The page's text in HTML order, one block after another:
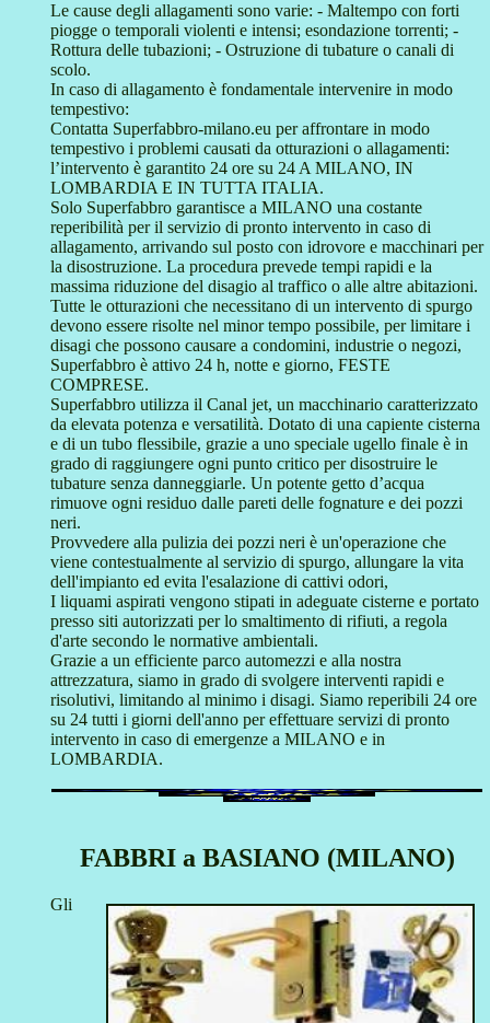
Le cause degli allagamenti sono varie: - Maltempo con forti
piogge o temporali violenti e intensi; esondazione torrenti; -
Rottura delle tubazioni; - Ostruzione di tubature o canali di
scolo.
In caso di allagamento è fondamentale intervenire in modo
tempestivo:
Contatta Superfabbro-milano.eu per affrontare in modo
tempestivo i problemi causati da otturazioni o allagamenti:
l’intervento è garantito 24 ore su 24 A MILANO, IN
LOMBARDIA E IN TUTTA ITALIA.
Solo Superfabbro garantisce a MILANO una costante
reperibilità per il servizio di pronto intervento in caso di
allagamento, arrivando sul posto con idrovore e macchinari per
la disostruzione. La procedura prevede tempi rapidi e la
massima riduzione del disagio al traffico o alle altre abitazioni.
Tutte le otturazioni che necessitano di un intervento di spurgo
devono essere risolte nel minor tempo possibile, per limitare i
disagi che possono causare a condomini, industrie o negozi,
Superfabbro è attivo 24 h, notte e giorno, FESTE
COMPRESE.
Superfabbro utilizza il Canal jet, un macchinario caratterizzato
da elevata potenza e versatilità. Dotato di una capiente cisterna
e di un tubo flessibile, grazie a uno speciale ugello finale è in
grado di raggiungere ogni punto critico per disostruire le
tubature senza danneggiarle. Un potente getto d’acqua
rimuove ogni residuo dalle pareti delle fognature e dei pozzi
neri.
Provvedere alla pulizia dei pozzi neri è un'operazione che
viene contestualmente al servizio di spurgo, allungare la vita
dell'impianto ed evita l'esalazione di cattivi odori,
I liquami aspirati vengono stipati in adeguate cisterne e portato
presso siti autorizzati per lo smaltimento di rifiuti, a regola
d'arte secondo le normative ambientali.
Grazie a un efficiente parco automezzi e alla nostra
attrezzatura, siamo in grado di svolgere interventi rapidi e
risolutivi, limitando al minimo i disagi. Siamo reperibili 24 ore
su 24 tutti i giorni dell'anno per effettuare servizi di pronto
intervento in caso di emergenze a MILANO e in
LOMBARDIA.
FABBRI a BASIANO (MILANO)
Gli